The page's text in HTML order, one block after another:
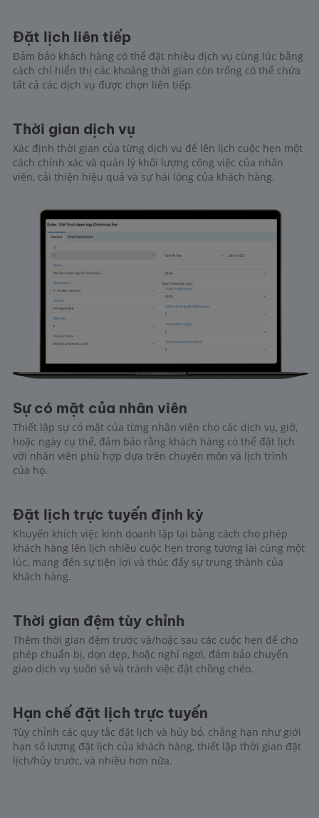
Đặt lịch liên tiếp
Đảm bảo khách hàng có thể đặt nhiều dịch vụ cùng lúc bằng
cách chỉ hiển thị các khoảng thời gian còn trống có thể chứa
tất cả các dịch vụ được chọn liên tiếp.
Thời gian dịch vụ
Xác định thời gian của từng dịch vụ để lên lịch cuộc hẹn một
cách chính xác và quản lý khối lượng công việc của nhân
viên, cải thiện hiệu quả và sự hài lòng của khách hàng.
Sự có mặt của nhân viên
Thiết lập sự có mặt của từng nhân viên cho các dịch vụ, giờ,
hoặc ngày cụ thể, đảm bảo rằng khách hàng có thể đặt lịch
với nhân viên phù hợp dựa trên chuyên môn và lịch trình
của họ.
Đặt lịch trực tuyến định kỳ
Khuyến khích việc kinh doanh lặp lại bằng cách cho phép
khách hàng lên lịch nhiều cuộc hẹn trong tương lai cùng một
lúc, mang đến sự tiện lợi và thúc đẩy sự trung thành của
khách hàng.
Thời gian đệm tùy chỉnh
Thêm thời gian đệm trước và/hoặc sau các cuộc hẹn để cho
phép chuẩn bị, dọn dẹp, hoặc nghỉ ngơi, đảm bảo chuyển
giao dịch vụ suôn sẻ và tránh việc đặt chồng chéo.
Hạn chế đặt lịch trực tuyến
Tùy chỉnh các quy tắc đặt lịch và hủy bỏ, chẳng hạn như giới
hạn số lượng đặt lịch của khách hàng, thiết lập thời gian đặt
lịch/hủy trước, và nhiều hơn nữa.